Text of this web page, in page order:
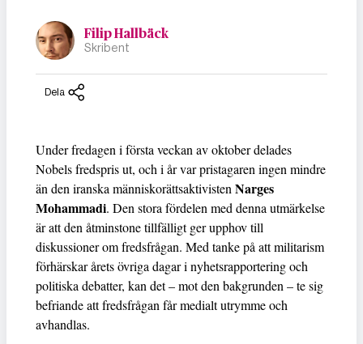
Filip Hallbäck
Skribent
Dela
Under fredagen i första veckan av oktober delades
Nobels fredspris ut, och i år var pristagaren ingen mindre
än den iranska människorättsaktivistenNarges
Mohammadi. Den stora fördelen med denna utmärkelse
är att den åtminstone tillfälligt ger upphov till
diskussioner om fredsfrågan. Med tanke på att militarism
förhärskar årets övriga dagar i nyhetsrapportering och
politiska debatter, kan det – mot den bakgrunden – te sig
befriande att fredsfrågan får medialt utrymme och
avhandlas.